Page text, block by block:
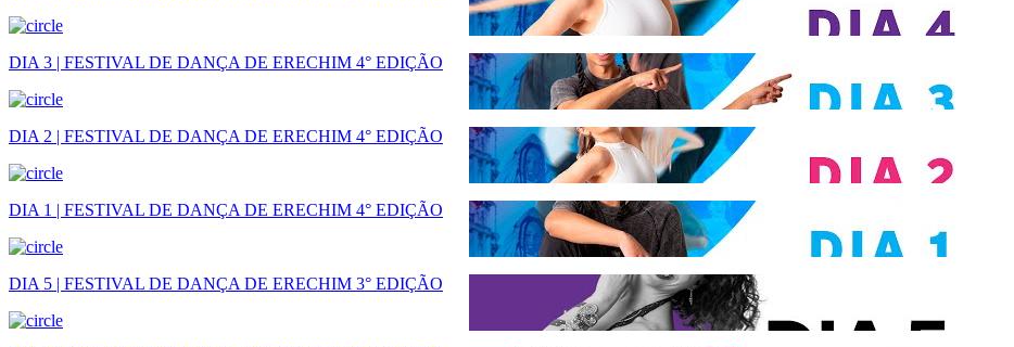
DIA 3 | FESTIVAL DE DANÇA DE ERECHIM 4° EDIÇÃO
DIA 2 | FESTIVAL DE DANÇA DE ERECHIM 4° EDIÇÃO
DIA 1 | FESTIVAL DE DANÇA DE ERECHIM 4° EDIÇÃO
DIA 5 | FESTIVAL DE DANÇA DE ERECHIM 3° EDIÇÃO